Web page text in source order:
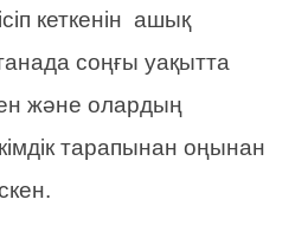
кеткенін ашық
соңғы уақытта
және олардың
әкімдік тарапынан оңынан